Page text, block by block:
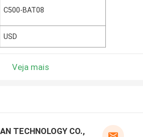
C500-BAT08
USD
Veja mais
TECHNOLOGY CO.,